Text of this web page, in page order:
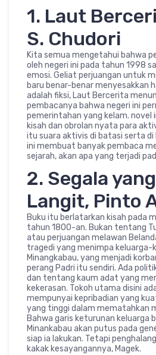
1. Laut
S. Chudori
Kita semua mengetahui bahwa
oleh negeri ini pada tahun 1998
emosi. Geliat perjuangan untuk
baru benar-benar menyesakkan
adalah fiksi, Laut Bercerita
pembacanya bahwa negeri ini
pemerintahan yang kelam. novel
kisah dan obrolan nyata para
itu suara aktivis di batasi serta di
ini membuat banyak pembaca
sejarah, akan apa yang terjadi
2. Segala
Langit, Pinto
Buku itu berlatarkan kisah pada
tahun 1800-an. Bukan tentang
atau perjuangan melawan
tragedi yang menimpa keluarga-
Minangkabau, yang menjadi
perang Padri itu sendiri. Ada
dan tentang kaum adat yang
kekerasan. Tokoh utama disini
mempunyai kepribadian yang
yang tinggi dalam mematahkan
Bahwa garis keturunan keluarga
Minankabau akan putus pada
siap ia lakukan. Tetapi
kakak kesayangannya, Magek.